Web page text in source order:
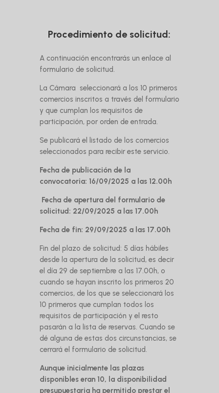
Procedimiento de solicitud:
A continuación encontrarás un enlace al
formulario de solicitud.
La Cámara seleccionará a los 10 primeros
comercios inscritos a través del formulario
y que cumplan los requisitos de
participación, por orden de entrada.
Se publicará el listado de los comercios
seleccionados para recibir este servicio.
Fecha de publicación de la
convocatoria: 16/09/2025 a las 12.00h
Fecha de apertura del formulario de
solicitud: 22/09/2025 a las 17.00h
Fecha de fin: 29/09/2025 a las 17.00h
Fin del plazo de solicitud: 5 días hábiles
desde la apertura de la solicitud, es decir
el día 29 de septiembre a las 17.00h, o
cuando se hayan inscrito los primeros 20
comercios, de los que se seleccionará los
10 primeros que cumplan todos los
requisitos de participación y el resto
pasarán a la lista de reservas. Cuando se
dé alguna de estas dos circunstancias, se
cerrará el formulario de solicitud.
Aunque inicialmente las plazas
disponibles eran 10, la disponibilidad
presupuestaria ha permitido prestar el